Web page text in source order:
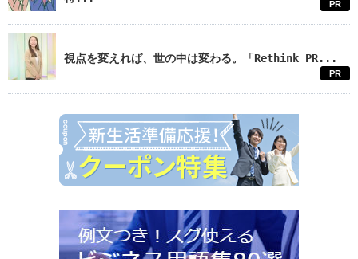
PR
視点を変えれば、世の中は変わる。「Rethink PR...
PR